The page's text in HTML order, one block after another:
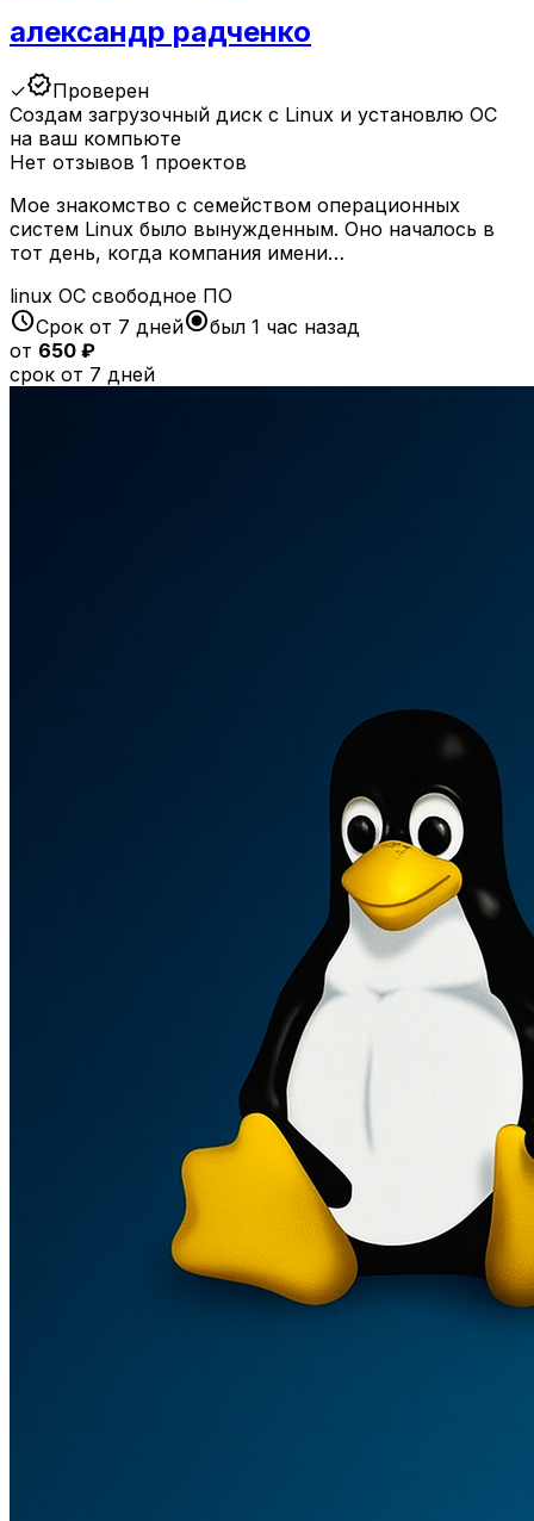
александр радченко
✓verifiedПроверен
Создам загрузочный диск с Linux и установлю ОС
на ваш компьюте
Нет отзывов 1 проектов
Мое знакомство с семейством операционных
систем Linux было вынужденным. Оно началось в
тот день, когда компания имени…
linux ОС свободное ПО
scheduleСрок от 7 днейradio_button_checkedбыл 1 час назад
от 650 ₽
срок от 7 дней